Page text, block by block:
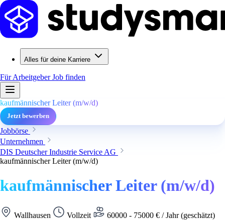
Alles für deine Karriere
Für ArbeitgeberJob finden
kaufmännischer Leiter (m/w/d)
Jetzt bewerben
Jobbörse
Unternehmen
DIS Deutscher Industrie Service AG
kaufmännischer Leiter (m/w/d)
kaufmännischer Leiter (m/w/d)
Wallhausen Vollzeit
60000 - 75000 € / Jahr (geschätzt)